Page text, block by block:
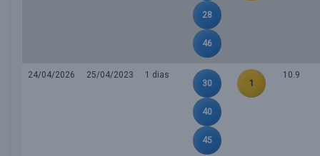
28
46
24/04/2026 25/04/2023
1 dias
30
40
45
1
10.9